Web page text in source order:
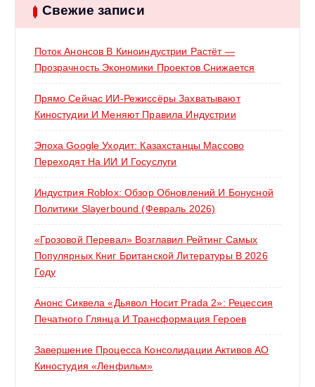
: Свежие записи
Поток Анонсов В Киноиндустрии Растёт —
Прозрачность Экономики Проектов Снижается
Прямо Сейчас ИИ-Режиссёры Захватывают
Киностудии И Меняют Правила Индустрии
Эпоха Google Уходит: Казахстанцы Массово
Переходят На ИИ И Госуслуги
Индустрия Roblox: Обзор Обновлений И Бонусной
Политики Slayerbound (февраль 2026)
«Грозовой Перевал» Возглавил Рейтинг Самых
Популярных Книг Британской Литературы В 2026
Году
Анонс Сиквела «Дьявол Носит Prada 2»: Рецессия
Печатного Глянца И Трансформация Героев
Завершение Процесса Консолидации Активов АО
Киностудия «Ленфильм»